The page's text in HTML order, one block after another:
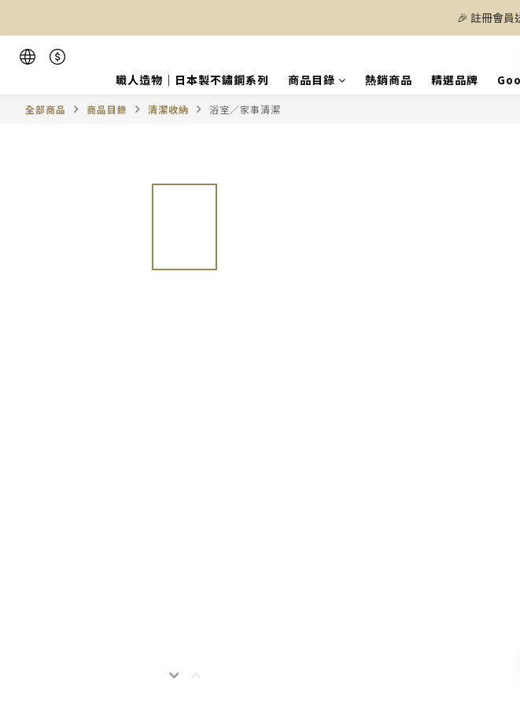
🎉 註冊會員
職人造物｜日本製不鏽鋼系列 商品目錄 熱銷商品 精選品牌
全部商品 商品目錄 清潔收納 浴室／家事清潔